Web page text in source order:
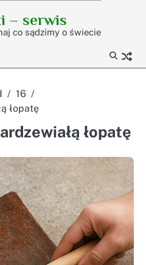
– serwis
co sądzimy o świecie
16
łopatę
łopatę